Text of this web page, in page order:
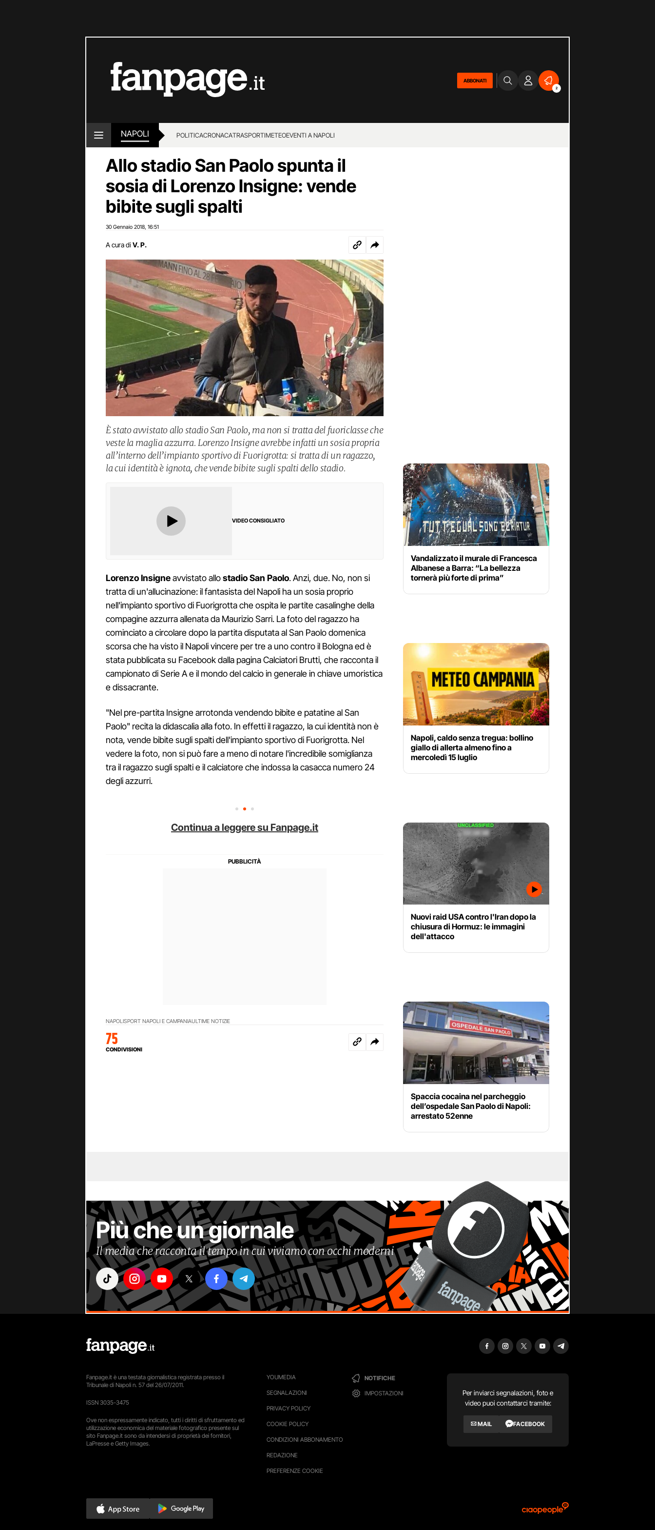
ABBONATI
2
NAPOLI POLITICACRONACATRASPORTIMETEOEVENTI A NAPOLI
Allo stadio San Paolo spunta il
sosia di Lorenzo Insigne: vende
bibite sugli spalti
30 Gennaio 2018 16:51
A cura di V. P.
È stato avvistato allo stadio San Paolo, ma non si tratta del fuoriclasse che
veste la maglia azzurra. Lorenzo Insigne avrebbe infatti un sosia propria
all’interno dell’impianto sportivo di Fuorigrotta: si tratta di un ragazzo,
la cui identità è ignota, che vende bibite sugli spalti dello stadio.
VIDEO CONSIGLIATO
Lorenzo Insigneavvistato allostadio San Paolo. Anzi, due. No, non si
tratta di un'allucinazione: il fantasista del Napoli ha un sosia proprio
nell'impianto sportivo di Fuorigrotta che ospita le partite casalinghe della
compagine azzurra allenata da Maurizio Sarri. La foto del ragazzo ha
cominciato a circolare dopo la partita disputata al San Paolo domenica
scorsa che ha visto il Napoli vincere per tre a uno contro il Bologna ed è
stata pubblicata su Facebook dalla pagina Calciatori Brutti, che racconta il
campionato di Serie A e il mondo del calcio in generale in chiave umoristica
e dissacrante.
"Nel pre-partita Insigne arrotonda vendendo bibite e patatine al San
Paolo" recita la didascalia alla foto. In effetti il ragazzo, la cui identità non è
nota, vende bibite sugli spalti dell'impianto sportivo di Fuorigrotta. Nel
vedere la foto, non si può fare a meno di notare l'incredibile somiglianza
tra il ragazzo sugli spalti e il calciatore che indossa la casacca numero 24
degli azzurri.
Continua a leggere su Fanpage.it
NAPOLISPORT NAPOLI E CAMPANIAULTIME NOTIZIE
75
CONDIVISIONI
Vandalizzato il murale di Francesca
Albanese a Barra: “La bellezza
tornerà più forte di prima”
Napoli, caldo senza tregua: bollino
giallo di allerta almeno fino a
mercoledì 15 luglio
Nuovi raid USA contro l'Iran dopo la
chiusura di Hormuz: le immagini
dell'attacco
Spaccia cocaina nel parcheggio
dell’ospedale San Paolo di Napoli:
arrestato 52enne
Più che un giornale
Il media che racconta il tempo in cui viviamo con occhi moderni
YOUMEDIA
SEGNALAZIONI
PRIVACY POLICY
COOKIE POLICY
CONDIZIONI ABBONAMENTO
REDAZIONE
PREFERENZE COOKIE
NOTIFICHE
IMPOSTAZIONI
Per inviarci segnalazioni, foto e
video puoi contattarci tramite:
MAIL FACEBOOK
Fanpage.it è una testata giornalistica registrata presso il
Tribunale di Napoli n. 57 del 26/07/2011.
ISSN 3035-3475
Ove non espressamente indicato, tutti i diritti di sfruttamento ed
utilizzazione economica del materiale fotografico presente sul
sito Fanpage.it sono da intendersi di proprietà dei fornitori,
LaPresse e Getty Images.